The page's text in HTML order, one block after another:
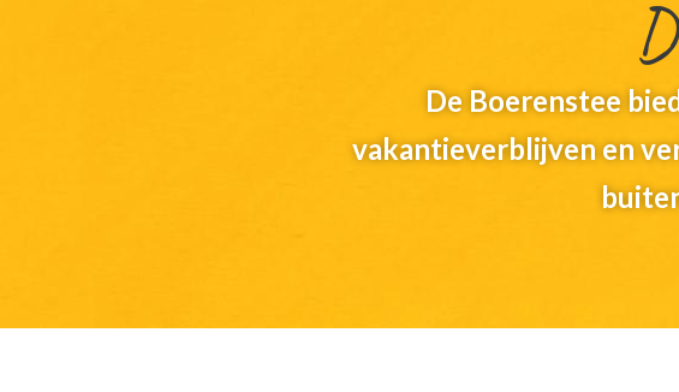
De Boerenstee
vakantieverblijven en